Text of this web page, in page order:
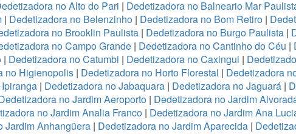
no Alto do Pari | Dedetizadora no Balneario Mar
| Dedetizadora no Belenzinho| Dedetizadora no Bom Retiro|
no Brooklin Paulista| Dedetizadora no Burgo Paulista|
no Campo Grande | Dedetizadora no Cantinho do Céu |
| Dedetizadora no Catumbi | Dedetizadora no Caxingui |
no Higienopolis| Dedetizadora no Horto Florestal | Dedetizadora
| Dedetizadora no Jabaquara | Dedetizadora no Jaguará |
no Jardim Aeroporto | Dedetizadora no Jardim
no Jardim Analia Franco | Dedetizadora no Jardim Ana
Jardim Anhangüera | Dedetizadora no Jardim Aparecida |